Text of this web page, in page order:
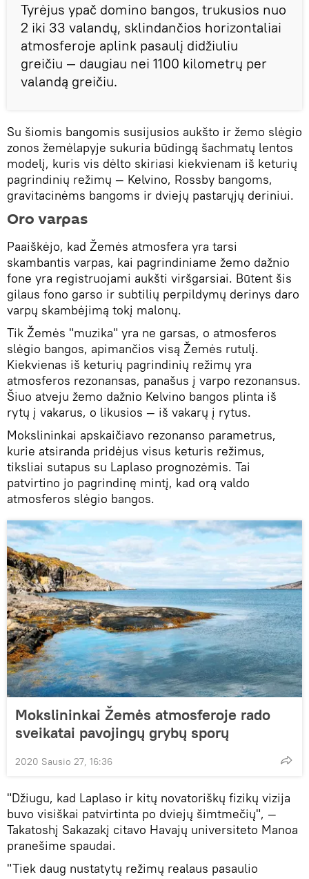
Tyrėjus ypač domino bangos, trukusios nuo
2 iki 33 valandų, sklindančios horizontaliai
atmosferoje aplink pasaulį didžiuliu
greičiu — daugiau nei 1100 kilometrų per
valandą greičiu.
Su šiomis bangomis susijusios aukšto ir žemo slėgio
zonos žemėlapyje sukuria būdingą šachmatų lentos
modelį, kuris vis dėlto skiriasi kiekvienam iš keturių
pagrindinių režimų — Kelvino, Rossby bangoms,
gravitacinėms bangoms ir dviejų pastarųjų deriniui.
Oro varpas
Paaiškėjo, kad Žemės atmosfera yra tarsi
skambantis varpas, kai pagrindiniame žemo dažnio
fone yra registruojami aukšti viršgarsiai. Būtent šis
gilaus fono garso ir subtilių perpildymų derinys daro
varpų skambėjimą tokį malonų.
Tik Žemės "muzika" yra ne garsas, o atmosferos
slėgio bangos, apimančios visą Žemės rutulį.
Kiekvienas iš keturių pagrindinių režimų yra
atmosferos rezonansas, panašus į varpo rezonansus.
Šiuo atveju žemo dažnio Kelvino bangos plinta iš
rytų į vakarus, o likusios — iš vakarų į rytus.
Mokslininkai apskaičiavo rezonanso parametrus,
kurie atsiranda pridėjus visus keturis režimus,
tiksliai sutapus su Laplaso prognozėmis. Tai
patvirtino jo pagrindinę mintį, kad orą valdo
atmosferos slėgio bangos.
Mokslininkai Žemės atmosferoje rado
sveikatai pavojingų grybų sporų
2020 Sausio 27, 16:36
"Džiugu, kad Laplaso ir kitų novatoriškų fizikų vizija
buvo visiškai patvirtinta po dviejų šimtmečių", —
Takatoshį Sakazakį citavo Havajų universiteto Manoa
pranešime spaudai.
"Tiek daug nustatytų režimų realaus pasaulio